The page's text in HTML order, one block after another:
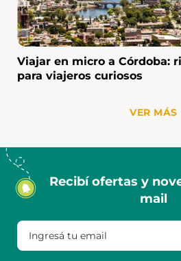
Viajar en micro a Córdoba:
para viajeros curiosos
VER MÁS
Recibí ofertas y
mail